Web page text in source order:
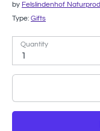
by Felslindenhof
Type: Gifts
Quantity
1